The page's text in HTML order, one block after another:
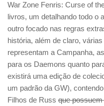
War Zone Fenris: Curse of
livros, um detalhando todo o
outro focado nas regras
história, além de claro,
representam a Campanha,
para os Daemons quanto
existirá uma edição de
um padrão da GW),
Filhos de Russ que